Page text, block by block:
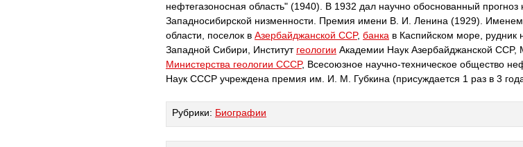
нефтегазоносная область" (1940). В 1932 дал научно обоснованный прогноз
Западносибирской низменности. Премия имени В. И. Ленина (1929). Именем
области, поселок в Азербайджанской CCP, банка в Каспийском море, рудник
Западной Сибири, Институт геологии Академии Наук Азербайджанской
Министерства геологии CCCP, Всесоюзное научно-техническое общество
Наук CCCP учреждена премия им. И. М. Губкина (присуждается 1 раз в 3
Рубрики: Биографии